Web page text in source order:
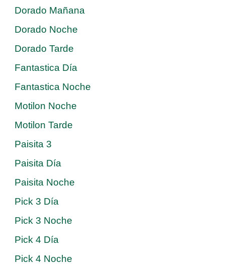
Dorado Mañana
Dorado Noche
Dorado Tarde
Fantastica Día
Fantastica Noche
Motilon Noche
Motilon Tarde
Paisita 3
Paisita Día
Paisita Noche
Pick 3 Día
Pick 3 Noche
Pick 4 Día
Pick 4 Noche